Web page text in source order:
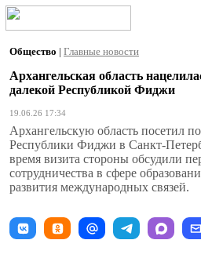
Общество | Главные новости
Архангельская область
далекой Республикой Фиджи
19.06.26 17:34
Архангельскую область посетил
Республики Фиджи в Санкт-
время визита стороны обсудили
сотрудничества в сфере
развития международных связей.